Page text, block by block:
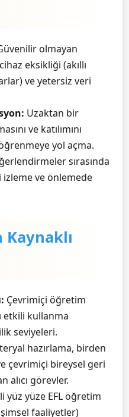
olmayan
eksikliği (akıllı
ve yetersiz veri
Uzaktan bir
ve katılımını
yol açma.
sırasında
ve önlemede
Çevrimiçi öğretim
etkili kullanma
seviyeleri.
hazırlama, birden
çevrimiçi bireysel geri
alıcı görevler.
yüz yüze EFL öğretim
faaliyetler)